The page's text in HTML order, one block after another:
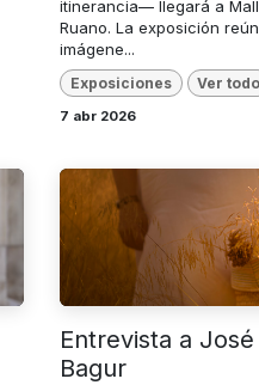
itinerancia— llegará a
Ruano. La exposición
imágene...
Exposiciones Ver todo
7 abr 2026
Entrevista a
Bagur